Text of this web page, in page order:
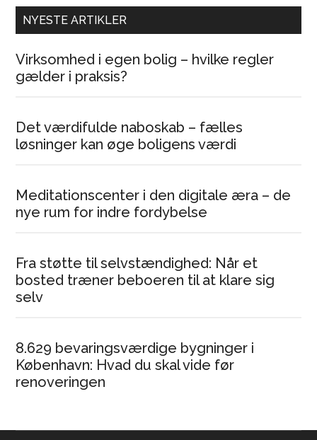
NYESTE ARTIKLER
Virksomhed i egen bolig – hvilke regler
gælder i praksis?
Det værdifulde naboskab – fælles
løsninger kan øge boligens værdi
Meditationscenter i den digitale æra – de
nye rum for indre fordybelse
Fra støtte til selvstændighed: Når et
bosted træner beboeren til at klare sig
selv
8.629 bevaringsværdige bygninger i
København: Hvad du skal vide før
renoveringen